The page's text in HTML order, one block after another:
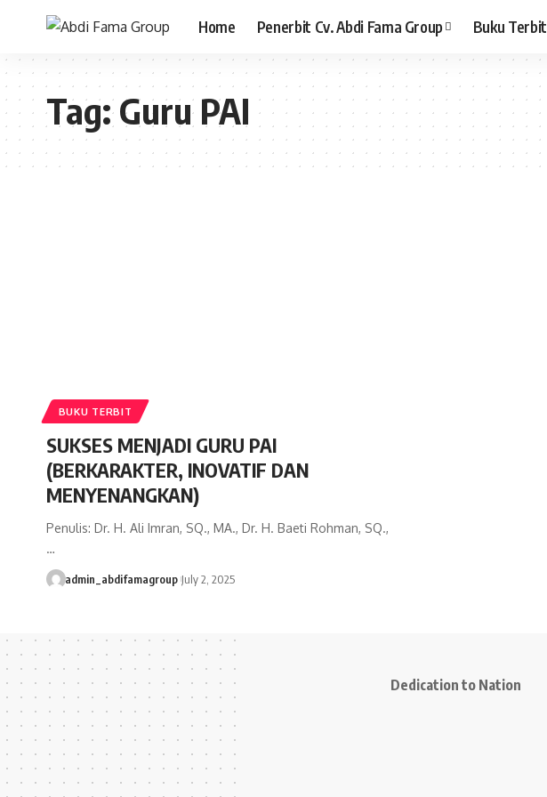
Home Penerbit Cv. Abdi Fama Group Buku Terbit
Tag:Guru PAI
BUKU TERBIT
SUKSES MENJADI GURU PAI
(BERKARAKTER, INOVATIF DAN
MENYENANGKAN)
Penulis: Dr. H. Ali Imran, SQ., MA., Dr. H. Baeti Rohman, SQ.,
…
admin_abdifamagroup July 2, 2025
Dedication to Nation